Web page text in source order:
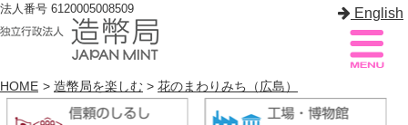
法人番号 6120005008509 English
HOME > 造幣局を楽しむ > 花のまわりみち（広島）